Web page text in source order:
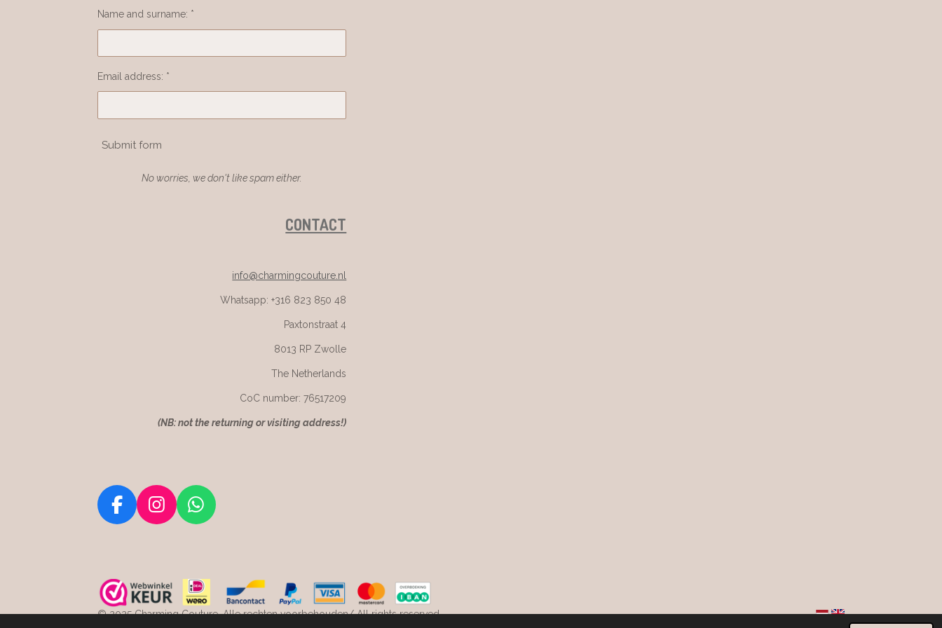
Name and surname: *
Email address: *
Submit form
No worries, we don't like spam either.
CONTACT
info@charmingcouture.nl
Whatsapp: +316 823 850 48
Paxtonstraat 4
8013 RP Zwolle
The Netherlands
CoC number: 76517209
(NB: not the returning or visiting address!)
F
b
o
I
a
g
W
s
A
© 2025 Charming Couture. Alle rechten voorbehouden/ All rights reserved.